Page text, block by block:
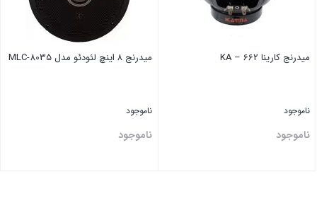
میدرنج کارینا KA – 662
ناموجود
ناموجود
میدرنج ۸ اینچ لئودئو مدل MLC-8035
ناموجود
ناموجود